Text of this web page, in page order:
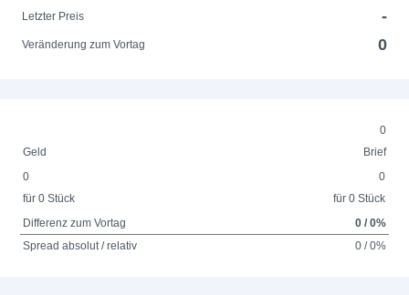
Letzter Preis
-
Veränderung zum Vortag 0
0
Geld
Brief
0
für 0 Stück
0
für 0 Stück
Differenz zum Vortag
0 / 0%
Spread absolut / relativ
0 / 0%